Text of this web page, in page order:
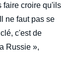
faire croire qu'ils
ne faut pas se
c'est de
Russie »,